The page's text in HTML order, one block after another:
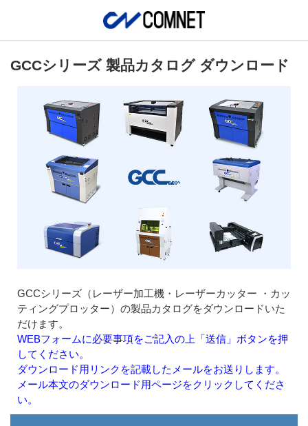
GCCシリーズ 製品カタログ ダウンロード
GCCシリーズ（レーザー加工機・レーザーカッター ・カッ
ティングプロッター）の製品カタログをダウンロードいた
だけます。
WEBフォームに必要事項をご記入の上「送信」ボタンを押
してください。
ダウンロード用リンクを記載したメールをお送りします。
メール本文のダウンロード用ページをクリックしてくださ
い。